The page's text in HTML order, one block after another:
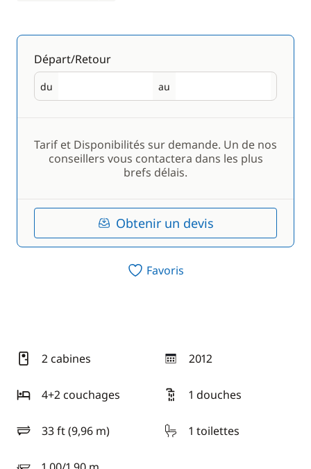
Départ/Retour
du
Départ au
Retour
Tarif et Disponibilités sur demande. Un de nos
conseillers vous contactera dans les plus
brefs délais.
Obtenir un devis
Favoris
2 cabines 2012
année
4+2 couchages
1 douches
33 ft (9,96 m)
longueur 1 toilettes